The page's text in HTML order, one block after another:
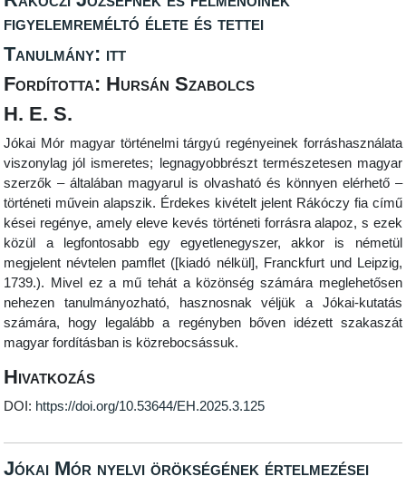
figyelemreméltó élete és tettei
Tanulmány: itt
Fordította: Hursán Szabolcs
H. E. S.
Jókai Mór magyar történelmi tárgyú regényeinek forráshasználata
viszonylag jól ismeretes; legnagyobbrészt természetesen magyar
szerzők – általában magyarul is olvasható és könnyen elérhető –
történeti művein alapszik. Érdekes kivételt jelent Rákóczy fia című
kései regénye, amely eleve kevés történeti forrásra alapoz, s ezek
közül a legfontosabb egy egyetlenegyszer, akkor is németül
megjelent névtelen pamflet ([kiadó nélkül], Franckfurt und Leipzig,
1739.). Mivel ez a mű tehát a közönség számára meglehetősen
nehezen tanulmányozható, hasznosnak véljük a Jókai-kutatás
számára, hogy legalább a regényben bőven idézett szakaszát
magyar fordításban is közrebocsássuk.
Hivatkozás
DOI: https://doi.org/10.53644/EH.2025.3.125
Jókai Mór nyelvi örökségének értelmezései